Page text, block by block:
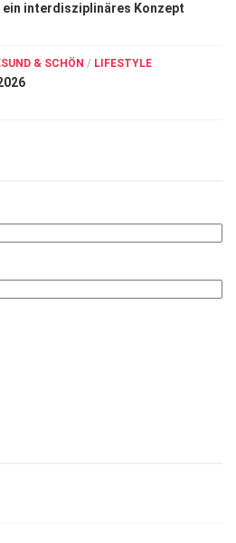
ein interdisziplinäres Konzept
& SCHÖN / LIFESTYLE